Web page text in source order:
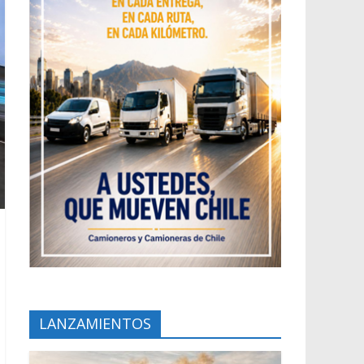
LANZAMIENTOS